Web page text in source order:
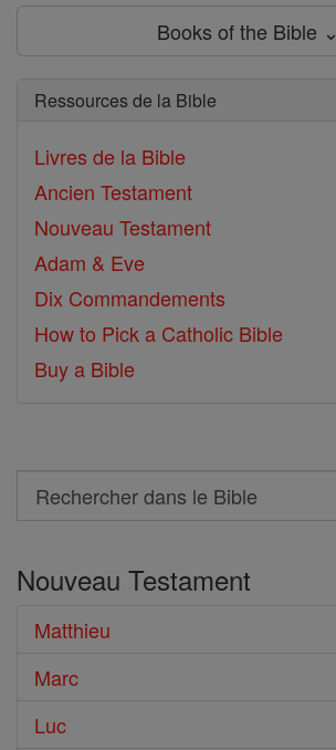
Books of the Bible ⌄
Ressources de la Bible
Livres de la Bible
Ancien Testament
Nouveau Testament
Adam & Eve
Dix Commandements
How to Pick a Catholic Bible
Buy a Bible
Search
Rechercher
le
Bible
Nouveau Testament
Matthieu
Marc
Luc